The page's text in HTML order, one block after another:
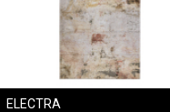
ELECTRA